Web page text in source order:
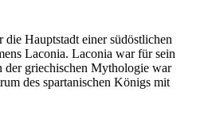
Hauptstadt einer südöstlichen
Laconia. Laconia war für sein
der griechischen Mythologie war
des spartanischen Königs mit